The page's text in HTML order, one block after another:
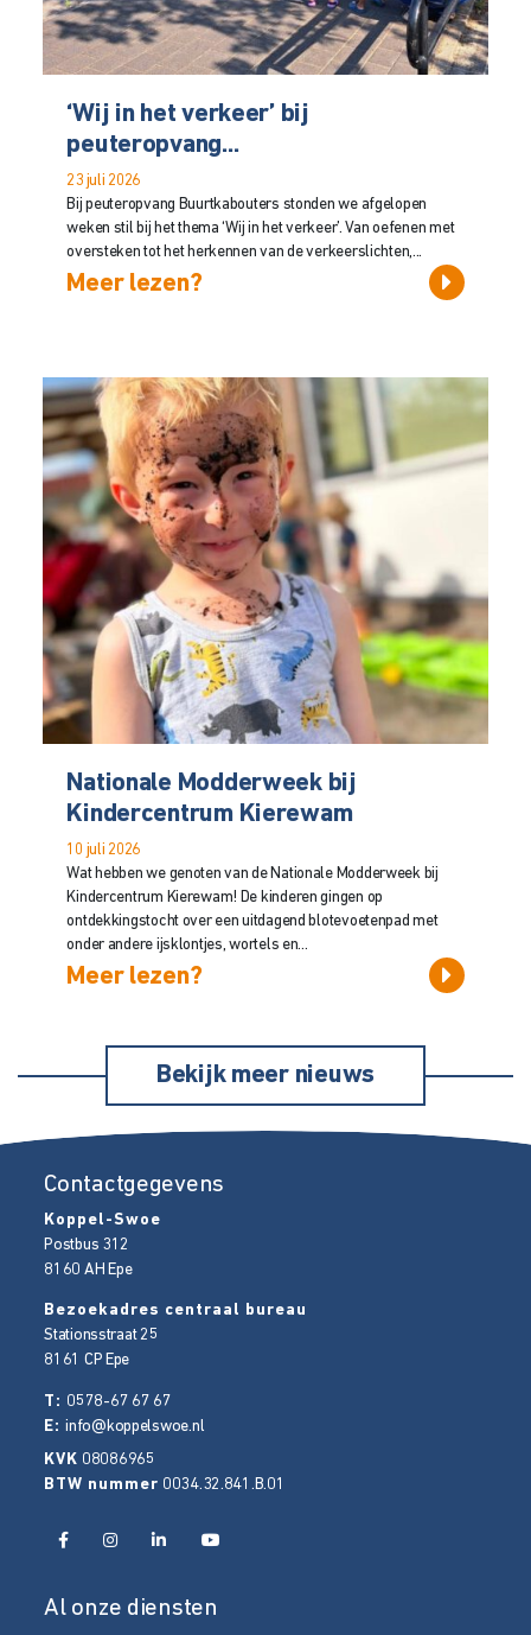
‘Wij in het verkeer’ bij
peuteropvang...
23 juli 2026
Bij peuteropvang Buurtkabouters stonden we afgelopen
weken stil bij het thema ‘Wij in het verkeer’. Van oefenen met
oversteken tot het herkennen van de verkeerslichten,...
Meer lezen?
Nationale Modderweek bij
Kindercentrum Kierewam
10 juli 2026
Wat hebben we genoten van de Nationale Modderweek bij
Kindercentrum Kierewam! De kinderen gingen op
ontdekkingstocht over een uitdagend blotevoetenpad met
onder andere ijsklontjes, wortels en...
Meer lezen?
Bekijk meer nieuws
Contactgegevens
Koppel-Swoe
Postbus 312
8160 AH Epe
Bezoekadres centraal bureau
Stationsstraat 25
8161 CPEpe
T: 0578-67 67 67
E:info@koppelswoe.nl
KVK 08086965
BTW nummer 0034.32.841.B.01
Al onze diensten